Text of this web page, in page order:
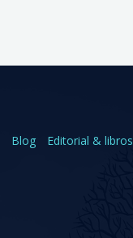
Blog Editorial & libros